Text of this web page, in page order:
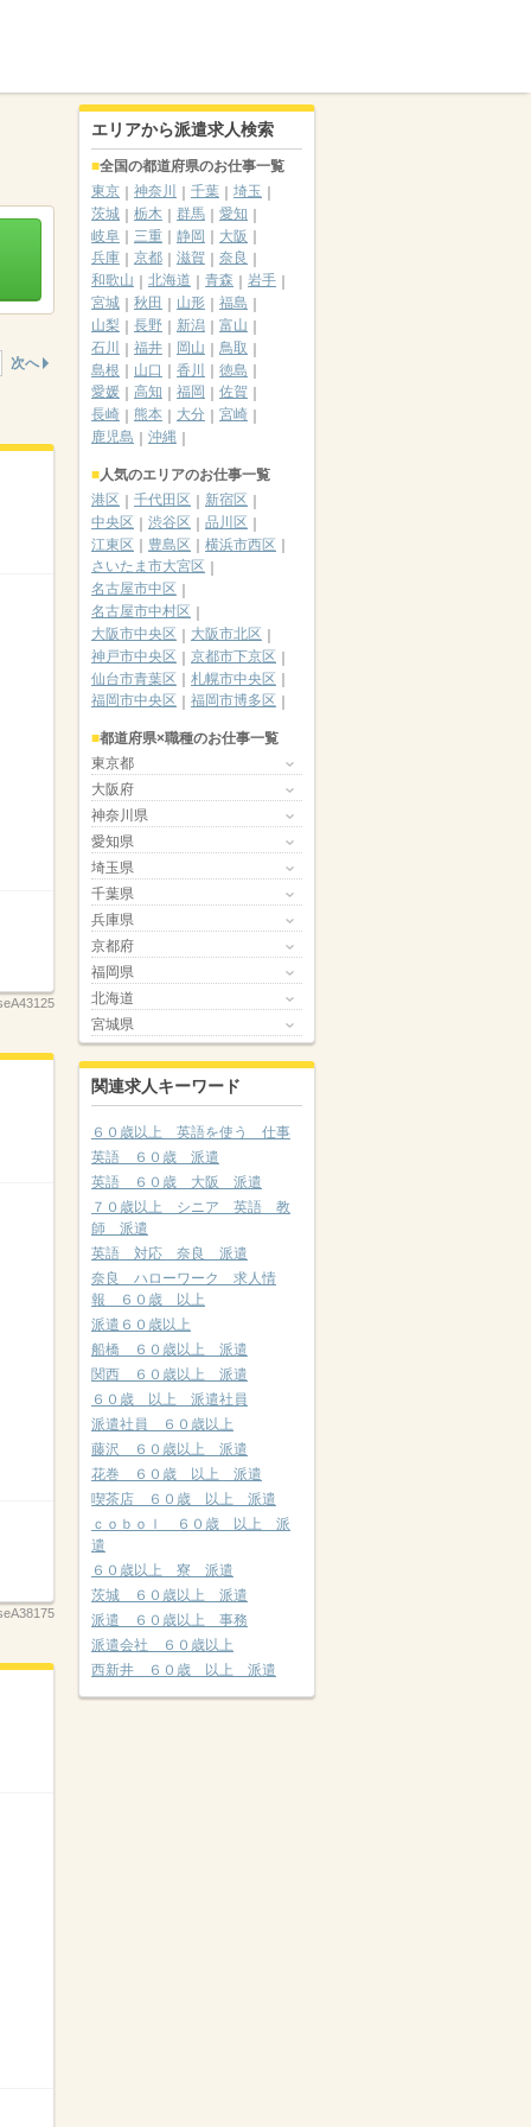
次へ
エリアから派遣求人検索
全国の都道府県のお仕事一覧
東京
神奈川 千葉
埼玉
茨城
栃木 群馬
愛知
岐阜
三重 静岡
大阪
兵庫
京都 滋賀
奈良
和歌山
北海道 青森
岩手
宮城
秋田 山形
福島
山梨
長野 新潟
富山
石川
福井 岡山
鳥取
島根
山口 香川
徳島
愛媛
高知 福岡
佐賀
長崎
熊本 大分
宮崎
鹿児島
沖縄
人気のエリアのお仕事一覧
港区
千代田区
新宿区
中央区
渋谷区
品川区
江東区
豊島区
横浜市西区
さいたま市大宮区
名古屋市中区
名古屋市中村区
大阪市中央区
大阪市北区
神戸市中央区
京都市下京区
仙台市青葉区
札幌市中央区
福岡市中央区
福岡市博多区
都道府県×職種のお仕事一覧
東京都
大阪府
神奈川県
愛知県
埼玉県
千葉県
兵庫県
京都府
福岡県
北海道
宮城県
関連求人キーワード
６０歳以上 英語を使う 仕事
英語 ６０歳 派遣
英語 ６０歳 大阪 派遣
７０歳以上 シニア 英語 教
師 派遣
英語 対応 奈良 派遣
奈良 ハローワーク 求人情
報 ６０歳 以上
派遣６０歳以上
船橋 ６０歳以上 派遣
関西 ６０歳以上 派遣
６０歳 以上 派遣社員
派遣社員 ６０歳以上
藤沢 ６０歳以上 派遣
花巻 ６０歳 以上 派遣
喫茶店 ６０歳 以上 派遣
ｃｏｂｏｌ ６０歳 以上 派
遣
６０歳以上 寮 派遣
茨城 ６０歳以上 派遣
派遣 ６０歳以上 事務
派遣会社 ６０歳以上
西新井 ６０歳 以上 派遣